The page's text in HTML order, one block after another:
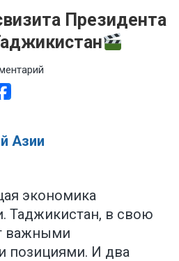
Президента
Азии
экономика
Таджикистан, в свою
важными
позициями. И два